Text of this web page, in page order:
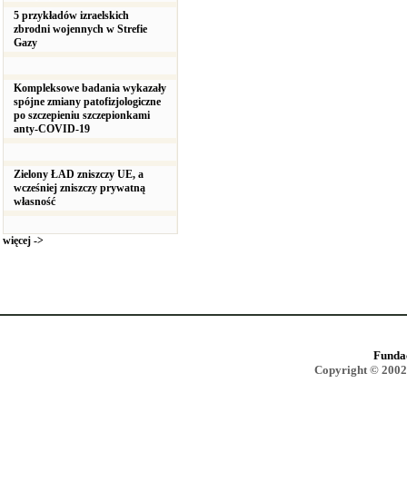
5 przykładów izraelskich
zbrodni wojennych w Strefie
Gazy
Kompleksowe badania wykazały
spójne zmiany patofizjologiczne
po szczepieniu szczepionkami
anty-COVID-19
Zielony ŁAD zniszczy UE, a
wcześniej zniszczy prywatną
własność
więcej ->
Copyright ©